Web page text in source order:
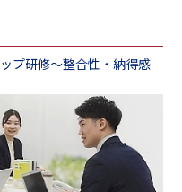
の教育や育成のあ
築、研修体系構
養成、研修担当者
ご支援させていた
ン・リソース・マネ
を解決する、最適
ご紹介します。
成計画作り実践編
、扱いにくい受講
身に付けていただ
というミッション
です。また、様々
ンにより、研修担
図っていただきま
かった」と言われる
研修担当者さまは
修は、プログラム
新情報や、受講者
などを加えること
「Plan（企画）」
（評価）」
ＰＤＣＡサイク
プ研修～整合性・納得感